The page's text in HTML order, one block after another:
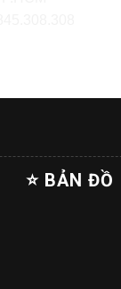
⭐ BẢN ĐỒ